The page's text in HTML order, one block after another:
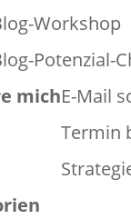
Workshop
Potenzial-
michE-Mail
Termin